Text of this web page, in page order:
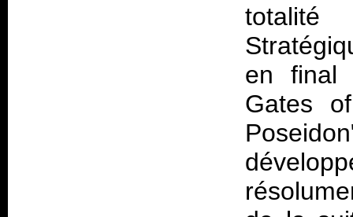
en final
Gates